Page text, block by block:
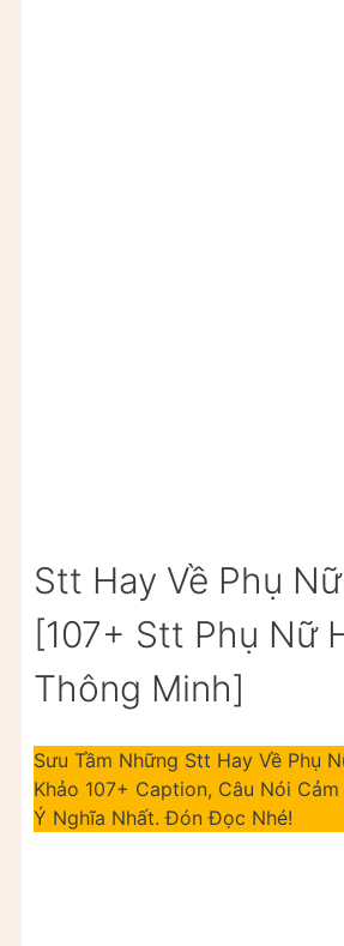
Stt Hay Về Phụ
[107+ Stt Phụ Nữ
Thông Minh]
Sưu Tầm Những Stt Hay Về Phụ
Khảo 107+ Caption, Câu Nói Cảm
Ý Nghĩa Nhất. Đón Đọc Nhé!